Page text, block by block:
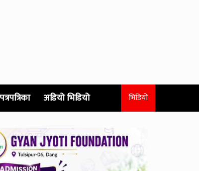
पत्रपत्रिका अडियो भिडियो भिडियो